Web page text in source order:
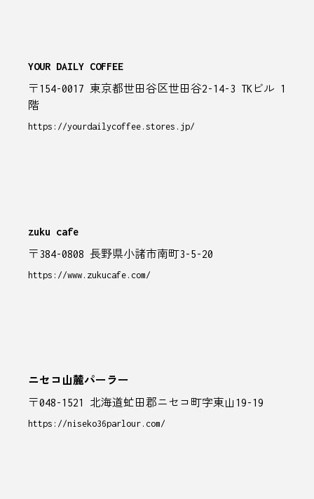
YOUR DAILY COFFEE
〒154-0017 東京都世田谷区世田谷2-14-3 TKビル 1
階
https://yourdailycoffee.stores.jp/
zuku cafe
〒384-0808 長野県小諸市南町3-5-20
https://www.zukucafe.com/
ニセコ山麓パーラー
〒048-1521 北海道虻田郡ニセコ町字東山19-19
https://niseko36parlour.com/